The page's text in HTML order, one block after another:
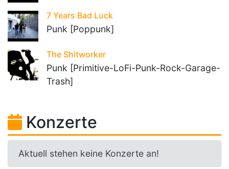
7 Years Bad Luck
Punk [Poppunk]
The Shitworker
Punk [Primitive-LoFi-Punk-Rock-Garage-
Trash]
Konzerte
Aktuell stehen keine Konzerte an!